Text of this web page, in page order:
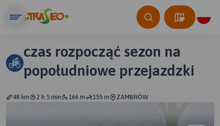
czas rozpocząć sezon na
popołudniowe przejazdzki
48 km 2 h 5 min 166 m 155 m ZAMBRÓW